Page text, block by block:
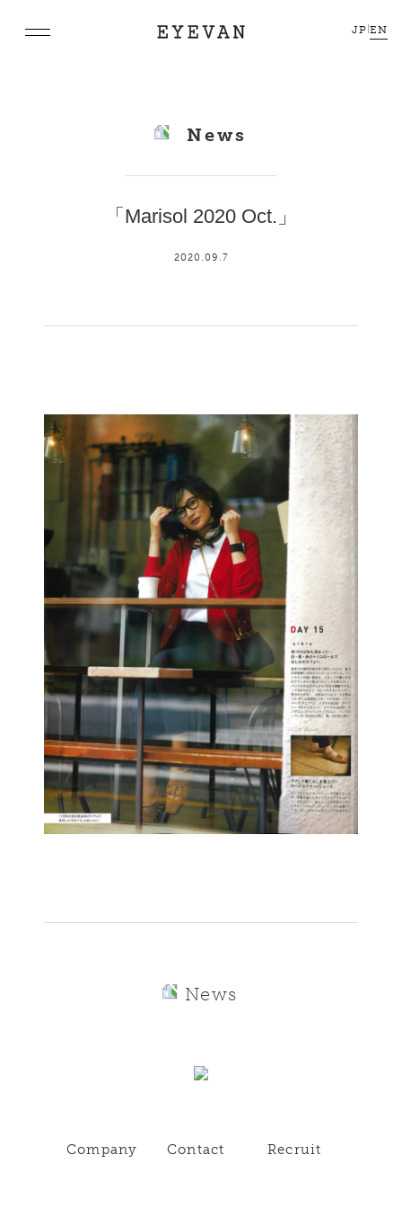
JP |EN
News
「Marisol 2020 Oct.」
2020.09.7
News
Company Contact Recruit